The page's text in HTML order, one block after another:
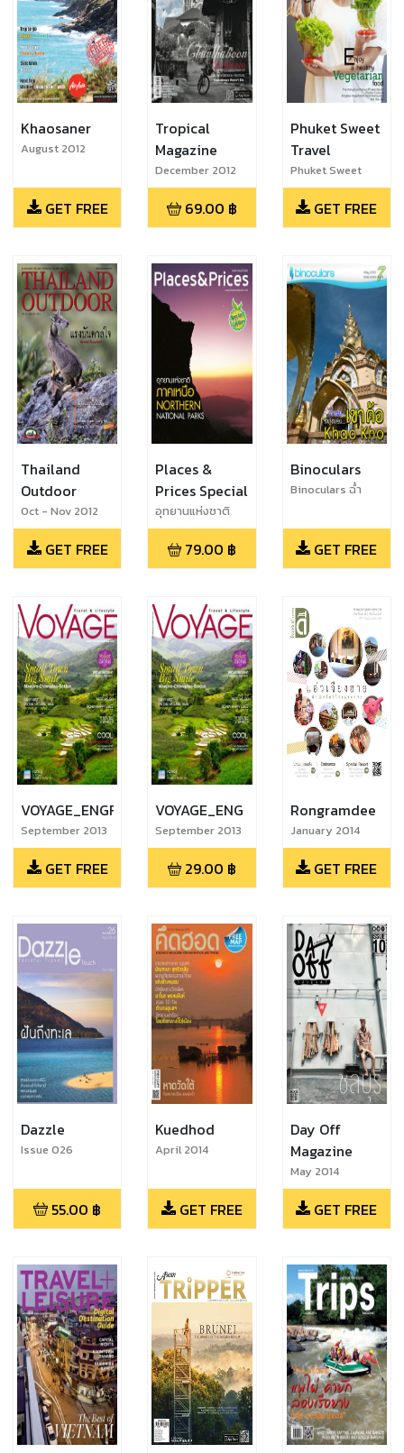
Khaosaner
August 2012
GET FREE
Tropical
Magazine
December 2012
69.00 ฿
Phuket Sweet
Travel
Phuket Sweet
Travel No.15
GET FREE
Thailand
Outdoor
Oct - Nov 2012
GET FREE
Places &
Prices Special
อุทยานแห่งชาติ
ภาคเหนือ North
National Park
79.00 ฿
Binoculars
Binoculars ฉ่ำ
ค้อ
GET FREE
VOYAGE_ENGFREE
September 2013
GET FREE
VOYAGE_ENG
September 2013
29.00 ฿
Rongramdee
January 2014
GET FREE
Dazzle
Issue 026
55.00 ฿
Kuedhod
April 2014
GET FREE
Day Off
Magazine
May 2014
GET FREE